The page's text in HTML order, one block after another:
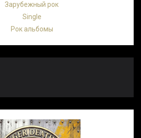
Зарубежный рок
Single
Рок альбомы